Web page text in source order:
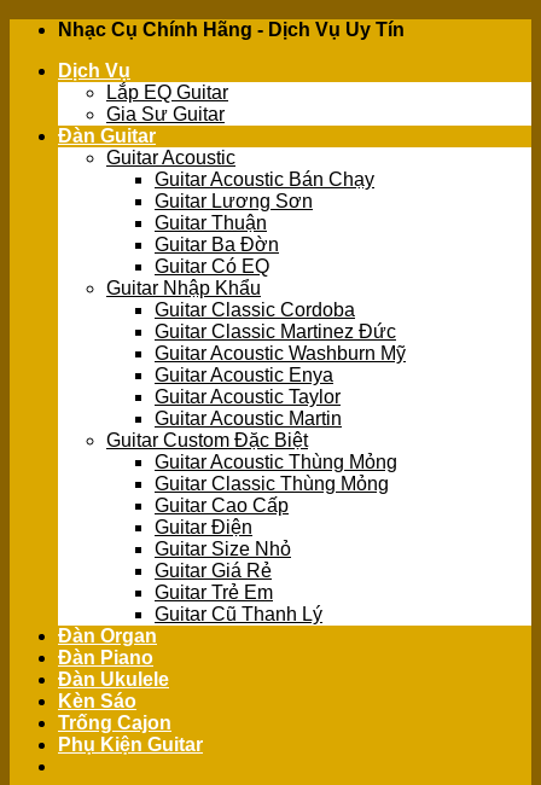
Skip
content
Nhạc Cụ Chính Hãng - Dịch Vụ Uy Tín
Dịch Vụ
Lắp EQ Guitar
Gia Sư Guitar
Đàn Guitar
Guitar Acoustic
Guitar Acoustic Bán Chạy
Guitar Lương Sơn
Guitar Thuận
Guitar Ba Đờn
Guitar Có EQ
Guitar Nhập Khẩu
Guitar Classic Cordoba
Guitar Classic Martinez Đức
Guitar Acoustic Washburn Mỹ
Guitar Acoustic Enya
Guitar Acoustic Taylor
Guitar Acoustic Martin
Guitar Custom Đặc Biệt
Guitar Acoustic Thùng Mỏng
Guitar Classic Thùng Mỏng
Guitar Cao Cấp
Guitar Điện
Guitar Size Nhỏ
Guitar Giá Rẻ
Guitar Trẻ Em
Guitar Cũ Thanh Lý
Đàn Organ
Đàn Piano
Đàn Ukulele
Kèn Sáo
Trống Cajon
Phụ Kiện Guitar